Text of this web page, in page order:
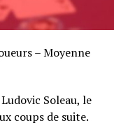
– Moyenne
Soleau, le
coups de suite.